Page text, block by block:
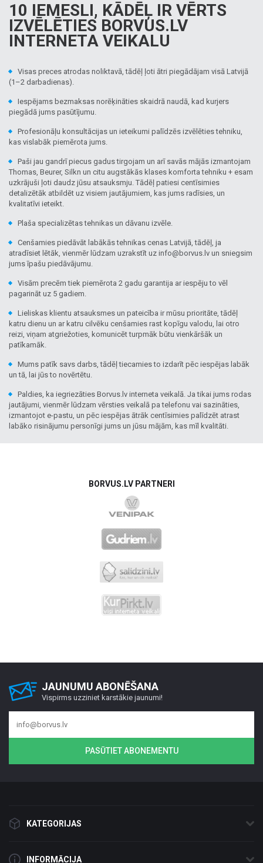
10 IEMESLI, KĀDĒĻ IR VĒRTS
IZVĒLĒTIES BORVUS.LV
INTERNETA VEIKALU
Visas preces atrodas noliktavā, tādēļ ļoti ātri piegādājam visā Latvijā
(1–2 darbadienas).
Iespējams bezmaksas norēķināties skaidrā naudā, kad kurjers
piegādā jums pasūtījumu.
Profesionāļu konsultācijas un ieteikumi palīdzēs izvēlēties tehniku,
kas vislabāk piemērota jums.
Paši jau gandrī piecus gadus tirgojam un arī savās mājās izmantojam
Thomas, Beurer, Silkn un citu augstākās klases komforta tehniku + esam
uzkrājuši ļoti daudz jūsu atsauksmju. Tādēļ patiesi centīsimies
detalizētāk atbildēt uz visiem jautājumiem, kas jums radīsies, un
kvalitatīvi ieteikt.
Plaša specializētas tehnikas un dāvanu izvēle.
Cenšamies piedāvāt labākās tehnikas cenas Latvijā, tādēļ, ja
atradīsiet lētāk, vienmēr lūdzam uzrakstīt uz info@borvus.lv un sniegsim
jums īpašu piedāvājumu.
Visām precēm tiek piemērota 2 gadu garantija ar iespēju to vēl
pagarināt uz 5 gadiem.
Lieliskas klientu atsauksmes un pateicība ir mūsu prioritāte, tādēļ
katru dienu un ar katru cilvēku cenšamies rast kopīgu valodu, lai otro
reizi, viņam atgriežoties, komunicēt turpmāk būtu vienkāršāk un
patīkamāk.
Mums patīk savs darbs, tādēļ tiecamies to izdarīt pēc iespējas labāk
un tā, lai jūs to novērtētu.
Paldies, ka iegriezāties Borvus.lv interneta veikalā. Ja tikai jums rodas
jautājumi, vienmēr lūdzam vērsties veikalā pa telefonu vai sazināties,
izmantojot e-pastu, un pēc iespējas ātrāk centīsimies palīdzēt atrast
labāko risinājumu personīgi jums un jūsu mājām, kas mīl kvalitāti.
BORVUS.LV PARTNERI
JAUNUMU ABONĒŠANA
Vispirms uzziniet karstākie jaunumi!
PASŪTIET ABONEMENTU
KATEGORIJAS
INFORMĀCIJA